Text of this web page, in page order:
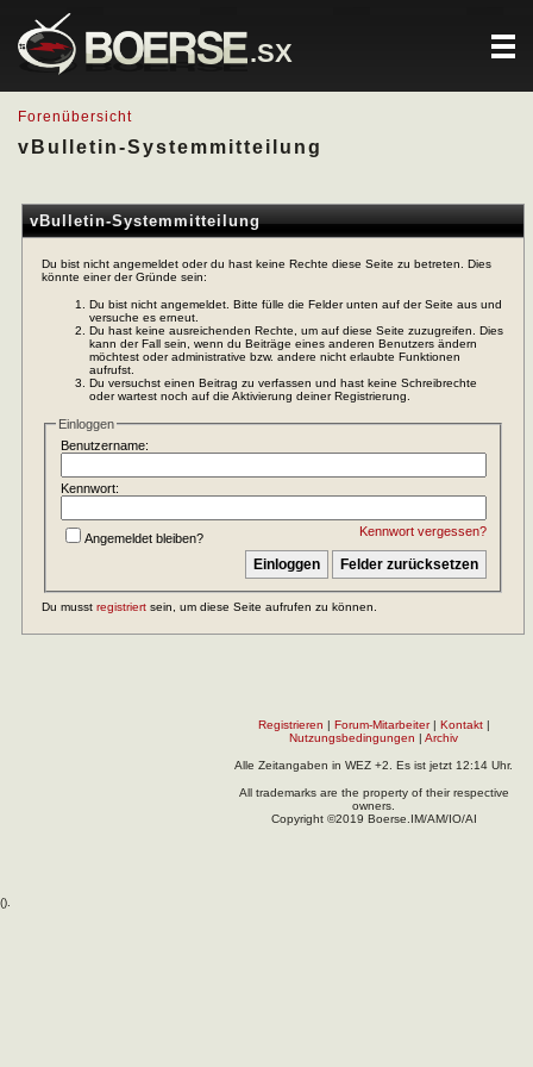
.SX
Forenübersicht
vBulletin-Systemmitteilung
vBulletin-Systemmitteilung
Du bist nicht angemeldet oder du hast keine Rechte diese Seite zu betreten. Dies
könnte einer der Gründe sein:
Du bist nicht angemeldet. Bitte fülle die Felder unten auf der Seite aus und
versuche es erneut.
Du hast keine ausreichenden Rechte, um auf diese Seite zuzugreifen. Dies
kann der Fall sein, wenn du Beiträge eines anderen Benutzers ändern
möchtest oder administrative bzw. andere nicht erlaubte Funktionen
aufrufst.
Du versuchst einen Beitrag zu verfassen und hast keine Schreibrechte
oder wartest noch auf die Aktivierung deiner Registrierung.
Einloggen
Benutzername:
Kennwort:
Kennwort vergessen?
Angemeldet bleiben?
Du musst registriert sein, um diese Seite aufrufen zu können.
Registrieren | Forum-Mitarbeiter| Kontakt|
Nutzungsbedingungen | Archiv
Alle Zeitangaben in WEZ +2. Es ist jetzt 12:14 Uhr.
All trademarks are the property of their respective
owners.
Copyright ©2019 Boerse.IM/AM/IO/AI
().